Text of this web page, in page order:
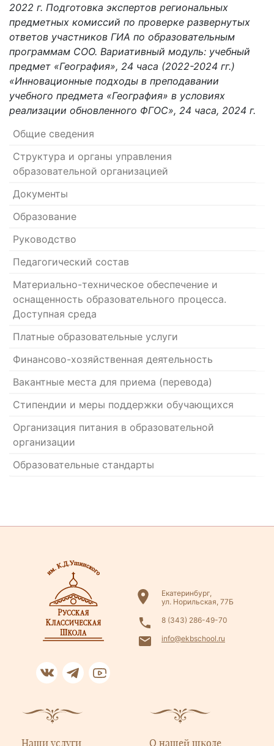
2022 г. Подготовка экспертов региональных
предметных комиссий по проверке развернутых
ответов участников ГИА по образовательным
программам СОО. Вариативный модуль: учебный
предмет «География», 24 часа (2022-2024 гг.)
«Инновационные подходы в преподавании
учебного предмета «География» в условиях
реализации обновленного ФГОС», 24 часа, 2024 г.
Общие сведения
Структура и органы управления
образовательной организацией
Документы
Образование
Руководство
Педагогический состав
Материально-техническое обеспечение и
оснащенность образовательного процесса.
Доступная среда
Платные образовательные услуги
Финансово-хозяйственная деятельность
Вакантные места для приема (перевода)
Стипендии и меры поддержки обучающихся
Организация питания в образовательной
организации
Образовательные стандарты
Екатеринбург,
ул. Норильская, 77Б
8 (343) 286-49-70
info@ekbschool.ru
Наши услуги О нашей школе